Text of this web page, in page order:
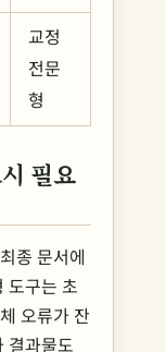
교정
전문
형
필요
종 문서에
도구는 초
오류가 잔
결과물도